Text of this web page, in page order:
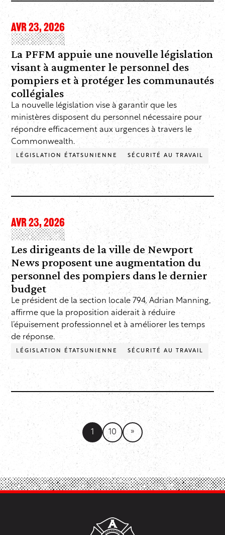
AVR 23, 2026
La PFFM appuie une nouvelle législation
visant à augmenter le personnel des
pompiers et à protéger les communautés
collégiales
La nouvelle législation vise à garantir que les
ministères disposent du personnel nécessaire pour
répondre efficacement aux urgences à travers le
Commonwealth.
LÉGISLATION ÉTATSUNIENNE SÉCURITÉ AU TRAVAIL
AVR 23, 2026
Les dirigeants de la ville de Newport
News proposent une augmentation du
personnel des pompiers dans le dernier
budget
Le président de la section locale 794, Adrian Manning,
affirme que la proposition aiderait à réduire
l’épuisement professionnel et à améliorer les temps
de réponse.
LÉGISLATION ÉTATSUNIENNE SÉCURITÉ AU TRAVAIL
1 10 »